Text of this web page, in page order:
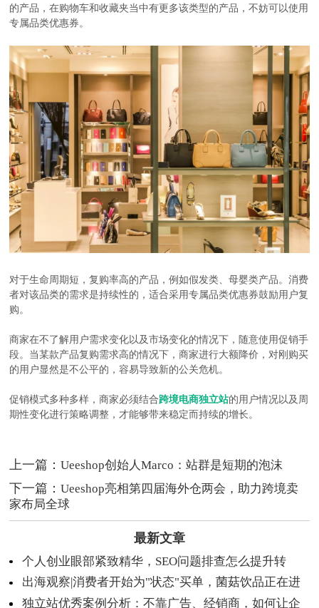
的产品，在购物车和收藏夹当中有更多该类型的产品，不妨可以使用
专属品类优惠券。
对于生命周期短，复购率高的产品，例如假发类、母婴类产品。消费
者对该品类的需求是持续性的，适合采用专属品类优惠券鼓励用户复
购。
商家在不了解用户需求变化以及市场变化的情况下，随意使用促销手
段。当某款产品复购需求高的情况下，商家进行大额降价，对刚购买
的用户显然是不公平的，容易导致新的公关危机。
促销模式多种多样，商家必须结合跨境电商独立站的用户情况以及周
期性变化进行策略调整，才能够带来稳定而持续的增长。
上一篇：Ueeshop创始人Marco：站群是短期的泡沫
下一篇：Ueeshop亮相第四届海外仓两会，助力跨境卖
家布局全球
最新文章
个人创业眼部紧致精华，SEO问题排查怎么提升转
化？出海观察|消费者开始为"状态"买单，菌菇饮品正在进
入日常化阶段
独立站优秀案例分析：不靠广告、经销商，如何让企